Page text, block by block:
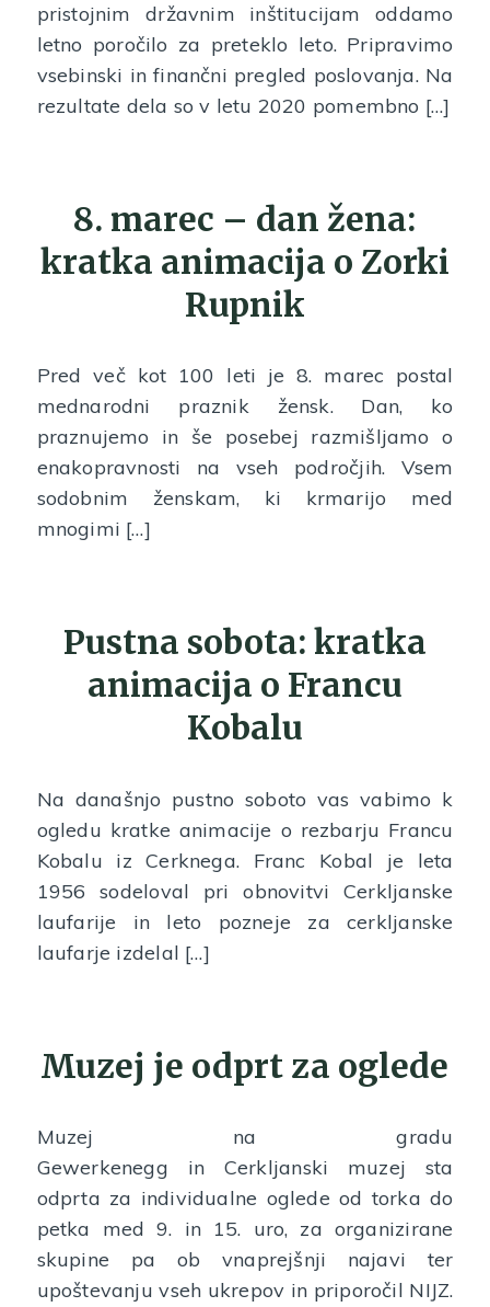
pristojnim državnim inštitucijam oddamo
letno poročilo za preteklo leto. Pripravimo
vsebinski in finančni pregled poslovanja. Na
rezultate dela so v letu 2020 pomembno […]
8. marec – dan žena:
kratka animacija o Zorki
Rupnik
Pred več kot 100 leti je 8. marec postal
mednarodni praznik žensk. Dan, ko
praznujemo in še posebej razmišljamo o
enakopravnosti na vseh področjih. Vsem
sodobnim ženskam, ki krmarijo med
mnogimi […]
Pustna sobota: kratka
animacija o Francu
Kobalu
Na današnjo pustno soboto vas vabimo k
ogledu kratke animacije o rezbarju Francu
Kobalu iz Cerknega. Franc Kobal je leta
1956 sodeloval pri obnovitvi Cerkljanske
laufarije in leto pozneje za cerkljanske
laufarje izdelal […]
Muzej je odprt za oglede
Muzej na gradu
Gewerkenegg in Cerkljanski muzej sta
odprta za individualne oglede od torka do
petka med 9. in 15. uro, za organizirane
skupine pa ob vnaprejšnji najavi ter
upoštevanju vseh ukrepov in priporočil NIJZ.